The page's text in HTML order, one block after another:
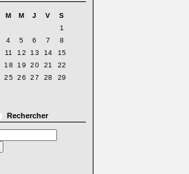
M M J V
S
1
4 5 6 7
8
11 12 13 14
15
18 19 20 21
22
25 26 27 28
29
Rechercher